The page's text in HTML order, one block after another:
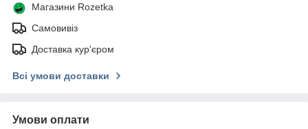
Магазини Rozetka
Самовивіз
Доставка кур'єром
Всі умови доставки
Умови оплати